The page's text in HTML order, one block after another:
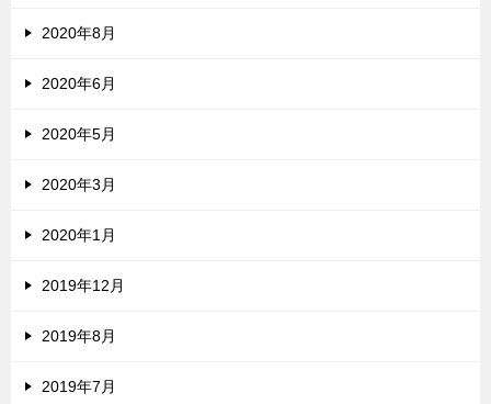
2020年8月
2020年6月
2020年5月
2020年3月
2020年1月
2019年12月
2019年8月
2019年7月